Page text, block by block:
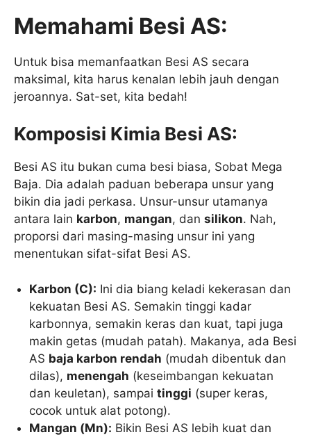
Memahami Besi AS:
Untuk bisa memanfaatkan Besi AS secara
maksimal, kita harus kenalan lebih jauh dengan
jeroannya. Sat-set, kita bedah!
Komposisi Kimia Besi AS:
Besi AS itu bukan cuma besi biasa, Sobat Mega
Baja. Dia adalah paduan beberapa unsur yang
bikin dia jadi perkasa. Unsur-unsur utamanya
antara lain karbon, mangan, dan silikon. Nah,
proporsi dari masing-masing unsur ini yang
menentukan sifat-sifat Besi AS.
Karbon (C): Ini dia biang keladi kekerasan dan
kekuatan Besi AS. Semakin tinggi kadar
karbonnya, semakin keras dan kuat, tapi juga
makin getas (mudah patah). Makanya, ada Besi
AS baja karbon rendah (mudah dibentuk dan
dilas), menengah (keseimbangan kekuatan
dan keuletan), sampaitinggi (super keras,
cocok untuk alat potong).
Mangan (Mn): Bikin Besi AS lebih kuat dan